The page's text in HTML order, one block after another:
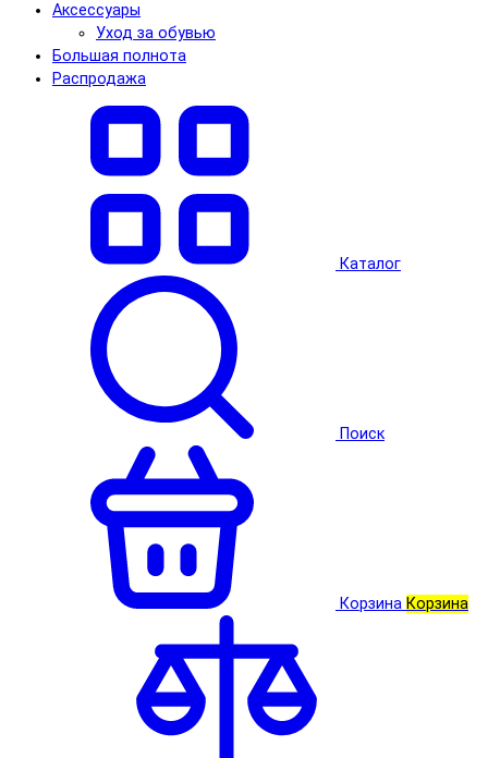
Аксессуары
Уход за обувью
Большая полнота
Распродажа
Каталог
Поиск
Корзина Корзина